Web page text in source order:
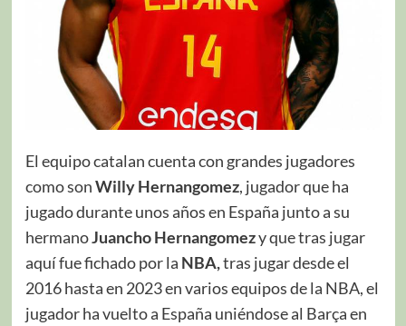
El equipo catalan cuenta con grandes jugadores
como sonWilly Hernangomez, jugador que ha
jugado durante unos años en España junto a su
hermanoJuancho Hernangomezy que tras jugar
aquí fue fichado por la NBA,tras jugar desde el
2016 hasta en 2023 en varios equipos de la NBA, el
jugador ha vuelto a España uniéndose al Barça en